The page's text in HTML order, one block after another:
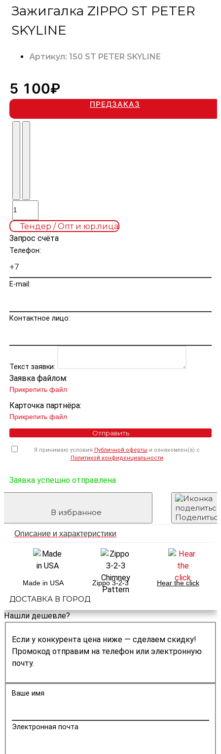
Зажигалка ZIPPO ST PETER
SKYLINE
Артикул: 150 ST PETER SKYLINE
5 100₽
ПРЕДЗАКАЗ
Тендер / Опт и юр.лица
Запрос счёта
Телефон:
E-mail:
Контактное лицо:
Текст заявки:
Заявка файлом:
Прикрепить файл
Карточка партнёра:
Прикрепить файл
Отправить
Я принимаю условия Публичной оферты и ознакомлен(а) с
Политикой конфиденциальности
Заявка успешно отправлена
В избранное
Описание и характеристики
Made in USA Zippo 3-2-3 Hear the click
ДОСТАВКА В ГОРОД
Нашли дешевле?
Если у конкурента цена ниже — сделаем скидку!
Промокод отправим на телефон или электронную
почту.
Ваше имя
Электронная почта